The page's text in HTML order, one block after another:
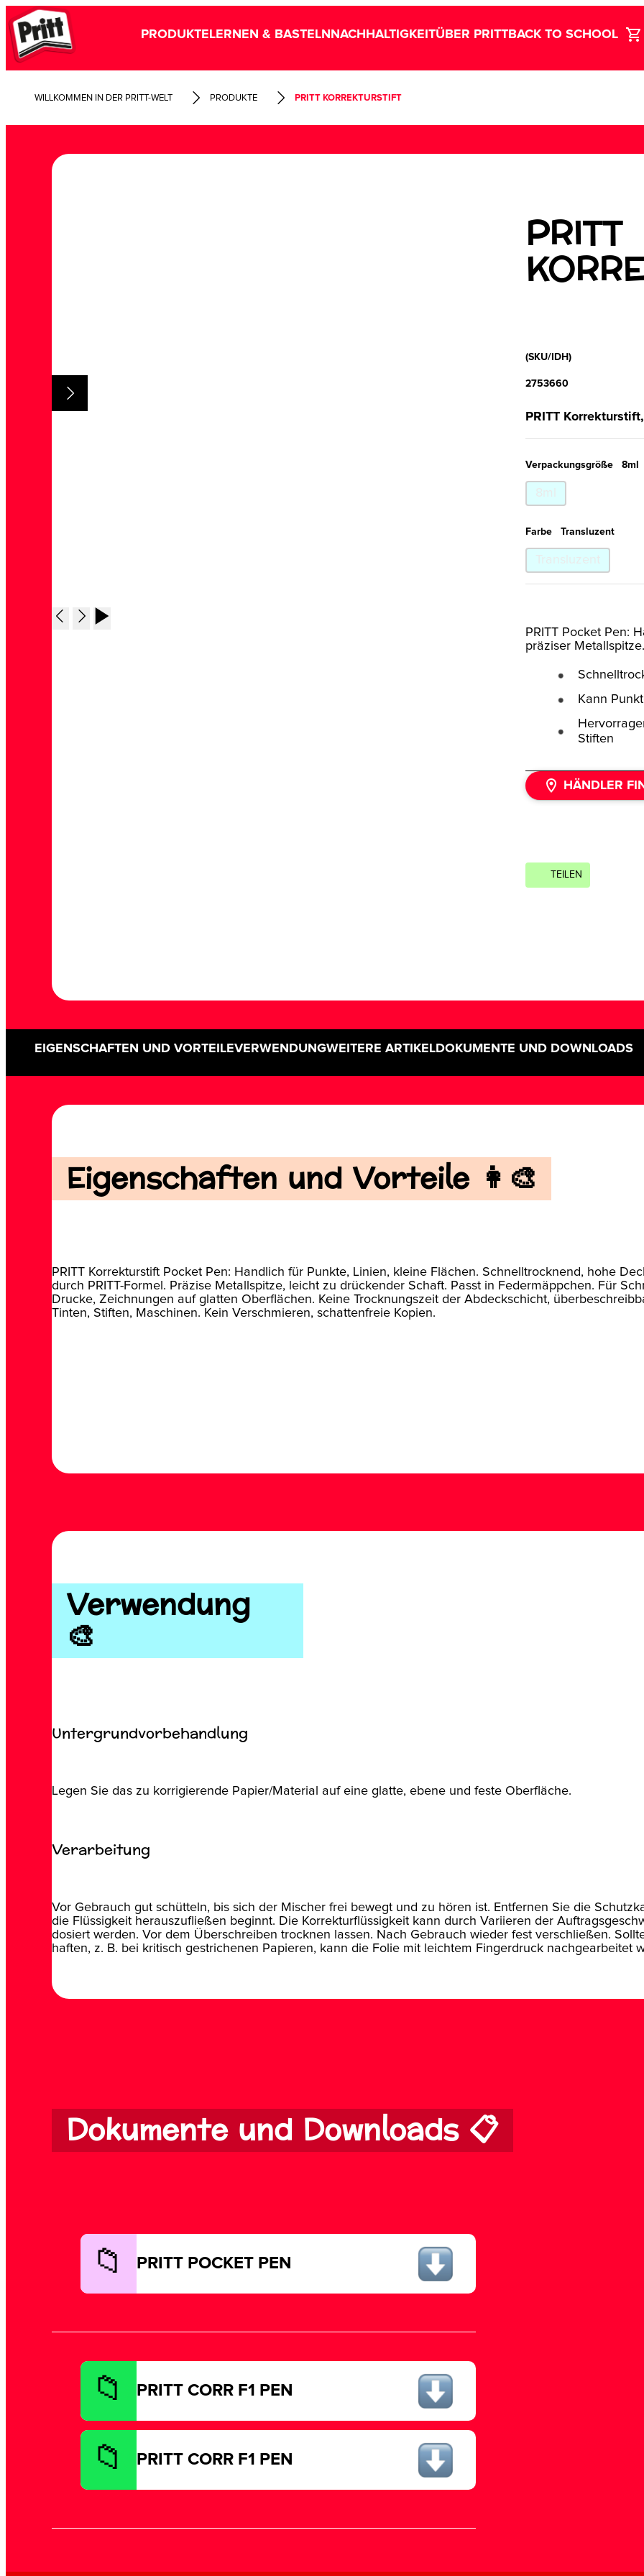
PRODUKTE LERNEN & BASTELN NACHHALTIGKEITÜBER PRITTBACK TO SCHOOL
WILLKOMMEN IN DER PRITT-WELT PRODUKTE PRITT KORREKTURSTIFT
PRITT
(SKU/IDH)
2753660
PRITT
Verpackungsgröße 8ml
Farbe Transluzent
PRITT Pocket Pen:
präziser
Kann
Stiften
HÄNDLER
TEILEN
EIGENSCHAFTEN UND VORTEILEVERWENDUNGWEITERE ARTIKELDOKUMENTE UND DOWNLOADS
Eigenschaften und Vorteile 👩‍🎨
PRITT Korrekturstift Pocket Pen: Handlich für Punkte, Linien, kleine Flächen. Schnelltrocknend, hohe
durch PRITT-Formel. Präzise Metallspitze, leicht zu drückender Schaft. Passt in Federmäppchen. Für
Drucke, Zeichnungen auf glatten Oberflächen. Keine Trocknungszeit der Abdeckschicht,
Tinten, Stiften, Maschinen. Kein Verschmieren, schattenfreie Kopien.
Verwendung
🎨
Untergrundvorbehandlung
Legen Sie das zu korrigierende Papier/Material auf eine glatte, ebene und feste Oberfläche.
Verarbeitung
Vor Gebrauch gut schütteln, bis sich der Mischer frei bewegt und zu hören ist. Entfernen Sie die
die Flüssigkeit herauszufließen beginnt. Die Korrekturflüssigkeit kann durch Variieren der
dosiert werden. Vor dem Überschreiben trocknen lassen. Nach Gebrauch wieder fest verschließen.
haften, z. B. bei kritisch gestrichenen Papieren, kann die Folie mit leichtem Fingerdruck nachgearbeitet
Dokumente und Downloads 📋
PRITT POCKET PEN
PRITT CORR F1 PEN
PRITT CORR F1 PEN